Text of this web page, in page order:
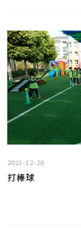
2021-12-20
打棒球